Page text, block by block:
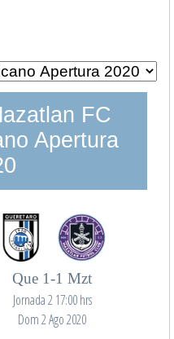
FC
Apertura
Que 1-1 Mzt
Jornada 2 17:00 hrs
Dom 2 Ago 2020